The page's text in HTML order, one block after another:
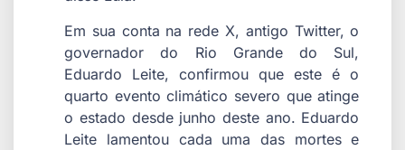
Em sua conta na rede X, antigo Twitter, o
governador do Rio Grande do Sul,
Eduardo Leite, confirmou que este é o
quarto evento climático severo que atinge
o estado desde junho deste ano. Eduardo
Leite lamentou cada uma das mortes e